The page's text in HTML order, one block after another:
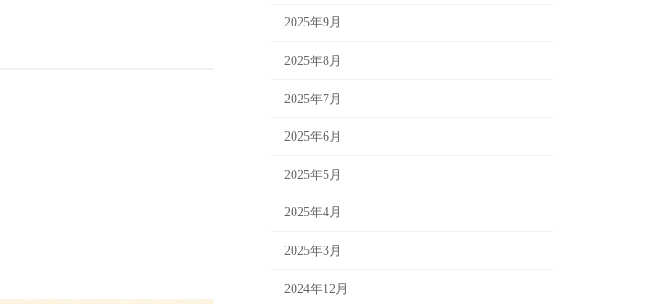
2025年9月
2025年8月
2025年7月
2025年6月
2025年5月
2025年4月
2025年3月
2024年12月